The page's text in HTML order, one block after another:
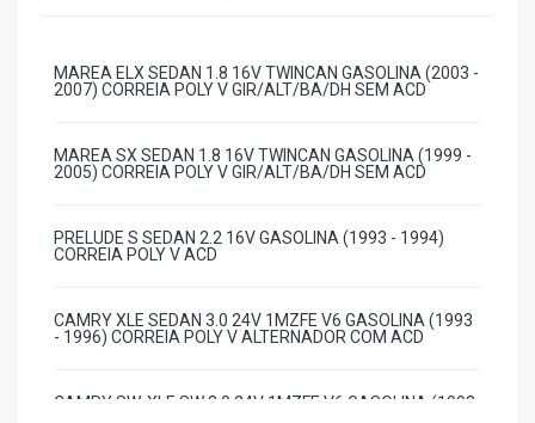
MAREA ELX SEDAN 1.8 16V TWINCAN GASOLINA (2003 -
2007) CORREIA POLY V GIR/ALT/BA/DH SEM ACD
MAREA SX SEDAN 1.8 16V TWINCAN GASOLINA (1999 -
2005) CORREIA POLY V GIR/ALT/BA/DH SEM ACD
PRELUDE S SEDAN 2.2 16V GASOLINA (1993 - 1994)
CORREIA POLY V ACD
CAMRY XLE SEDAN 3.0 24V 1MZFE V6 GASOLINA (1993
- 1996) CORREIA POLY V ALTERNADOR COM ACD
CAMRY SW-XLE SW 3.0 24V 1MZFE V6 GASOLINA (1993